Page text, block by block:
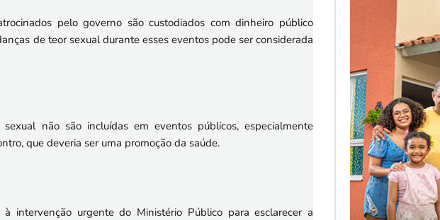
pelo governo são custodiados com dinheiro público
de teor sexual durante esses eventos pode ser considerada
não são incluídas em eventos públicos, especialmente
que deveria ser uma promoção da saúde.
intervenção urgente do Ministério Público para esclarecer a